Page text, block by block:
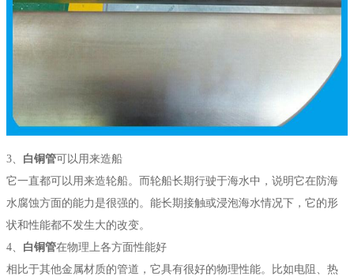
3、 白铜管可以用来造船
它一直都可以用来造轮船。而轮船长期行驶于海水中，说明它在防海
水腐蚀方面的能力是很强的。能长期接触或浸泡海水情况下，它的形
状和性能都不发生大的改变。
4、 白铜管在物理上各方面性能好
相比于其他金属材质的管道，它具有很好的物理性能。比如电阻、热